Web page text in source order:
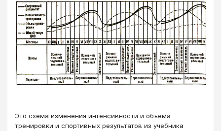
Это схема изменения интенсивности и объёма
тренировки и спортивных результатов из учебника